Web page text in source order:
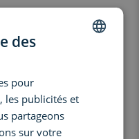
des
pour
les publicités et
partageons
sur votre